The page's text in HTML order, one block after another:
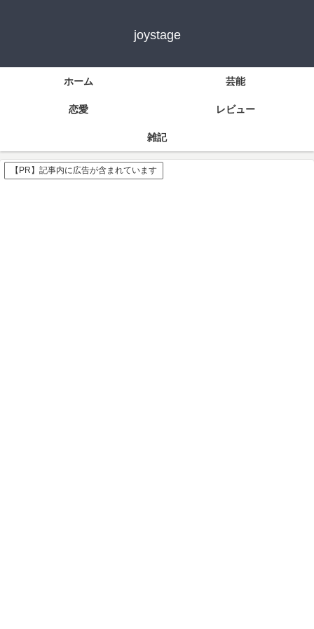
joystage
ホーム 芸能
恋愛 レビュー
雑記
【PR】記事内に広告が含まれています